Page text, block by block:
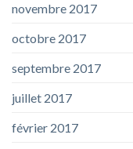
novembre 2017
octobre 2017
septembre 2017
juillet 2017
février 2017